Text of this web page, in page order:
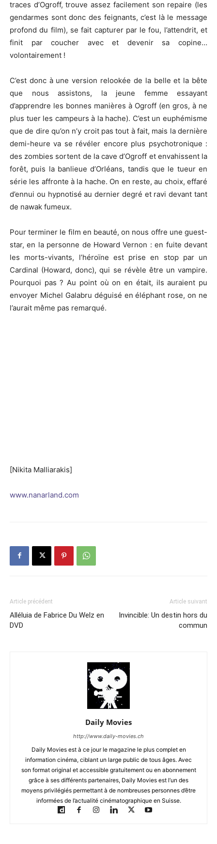
traces d’Ogroff, trouve assez facilement son repaire (les
gendarmes sont donc des feignants, c’est là le message
profond du film), se fait capturer par le fou, l’attendrit, et
finit par coucher avec et devenir sa copine…
volontairement !
C’est donc à une version relookée de la belle et la bête
que nous assistons, la jeune femme essayant
d’apprendre les bonnes manières à Ogroff (en gros, à ne
plus tuer les campeurs à la hache). C’est un euphémisme
que de dire qu’on n’y croit pas tout à fait, mais la dernière
demi-heure va se révéler encore plus psychotronique :
des zombies sortent de la cave d’Ogroff et envahissent la
forêt, puis la banlieue d’Orléans, tandis que le tueur en
série les affronte à la hache. On en reste, au choix, effaré
d’ennui ou hypnotisé au dernier degré et ravi devant tant
de nawak fumeux.
Pour terminer le film en beauté, on nous offre une guest-
star, en la personne de Howard Vernon : en fuite devant
les morts-vivants, l’héroïne est prise en stop par un
Cardinal (Howard, donc), qui se révèle être un vampire.
Pourquoi pas ? Au point où on en était, ils auraient pu
envoyer Michel Galabru déguisé en éléphant rose, on ne
l’aurait même pas remarqué.
[Nikita Malliarakis]
www.nanarland.com
Article précédent
Alléluia de Fabrice Du Welz en
DVD
Article suivant
Invincible: Un destin hors du
commun
Daily Movies
http://www.daily-movies.ch
Daily Movies est à ce jour le magazine le plus complet en
information cinéma, ciblant un large public de tous âges. Avec
son format original et accessible gratuitement ou en abonnement
grâce à ses différents partenaires, Daily Movies est l’un des
moyens privilégiés permettant à de nombreuses personnes d’être
informées de l’actualité cinématographique en Suisse.